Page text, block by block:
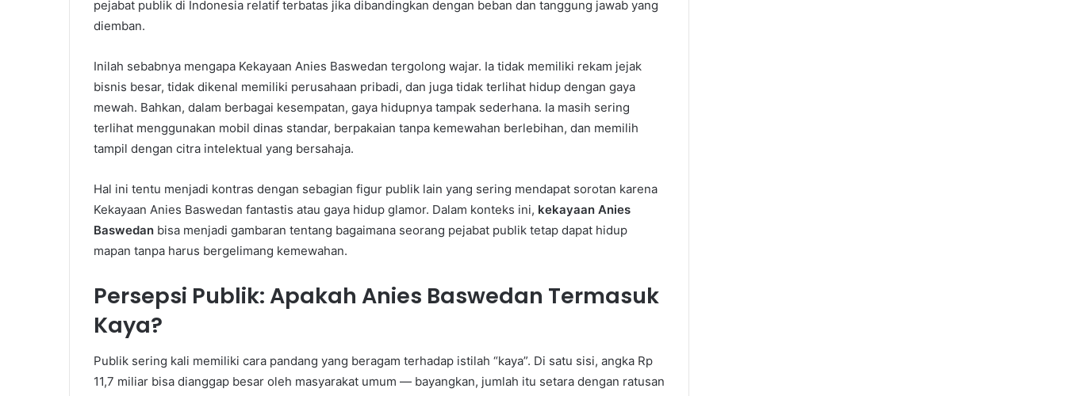
pejabat publik di Indonesia relatif terbatas jika dibandingkan dengan beban dan tanggung jawab yang
diemban.
Inilah sebabnya mengapa Kekayaan Anies Baswedan tergolong wajar. Ia tidak memiliki rekam jejak
bisnis besar, tidak dikenal memiliki perusahaan pribadi, dan juga tidak terlihat hidup dengan gaya
mewah. Bahkan, dalam berbagai kesempatan, gaya hidupnya tampak sederhana. Ia masih sering
terlihat menggunakan mobil dinas standar, berpakaian tanpa kemewahan berlebihan, dan memilih
tampil dengan citra intelektual yang bersahaja.
Hal ini tentu menjadi kontras dengan sebagian figur publik lain yang sering mendapat sorotan karena
Kekayaan Anies Baswedan fantastis atau gaya hidup glamor. Dalam konteks ini, kekayaan Anies
Baswedan bisa menjadi gambaran tentang bagaimana seorang pejabat publik tetap dapat hidup
mapan tanpa harus bergelimang kemewahan.
Persepsi Publik: Apakah Anies Baswedan Termasuk
Kaya?
Publik sering kali memiliki cara pandang yang beragam terhadap istilah “kaya”. Di satu sisi, angka Rp
11,7 miliar bisa dianggap besar oleh masyarakat umum — bayangkan, jumlah itu setara dengan ratusan